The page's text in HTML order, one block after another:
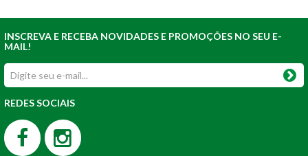
INSCREVA E RECEBA NOVIDADES E PROMOÇÕES NO SEU E-
MAIL!
REDES SOCIAIS